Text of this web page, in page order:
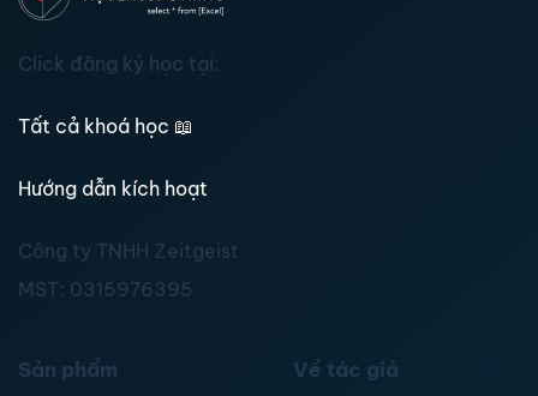
Click đăng ký học tại:
Tất cả khoá học 📖
Hướng dẫn kích hoạt
Công ty TNHH Zeitgeist
MST: 0315976395
Sản phẩm Về tác giả